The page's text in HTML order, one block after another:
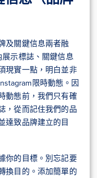
及關鍵信息兩者融
示標誌、關鍵信息
現實一點，明白並非
限時動態。因
動態前，我們只有確
，從而記住我們的品
達致品牌建立的目
你的目標。別忘記要
換目的。添加簡單的